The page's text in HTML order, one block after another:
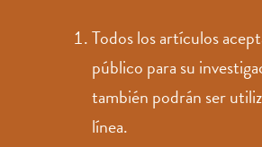
Todos los artículos
público para su
también podrán ser
línea.